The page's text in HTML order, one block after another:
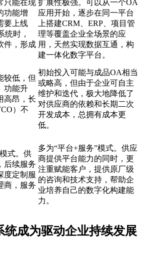
只能在现
功能增
要上线
统时，
件，形成
扩展性极强。可以从一个OA
应用开始，逐步在同一平台
上搭建CRM、ERP、项目管
理等覆盖企业全场景的应
用，天然实现数据互通，构
建一体化数字平台。
较低，但
功能升
高昂，长
）不
初始投入可能与成品OA相当
或略高，但由于企业可自主
维护和迭代，极大地降低了
对供应商的依赖和长期二次
开发成本，总拥有成本更
低。
式。供
后续服务
度定制服
商，服务
多为“平台+服务”模式。供应
商提供平台能力的同时，更
注重赋能客户，提供原厂级
的咨询和技术支持，帮助企
业培养自己的数字化构建能
力。
统成为驱动企业持续发展